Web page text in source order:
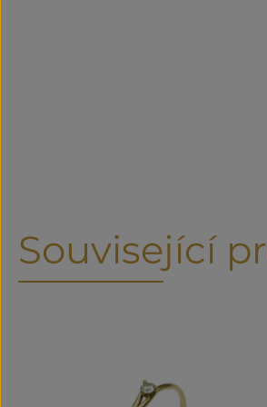
Související